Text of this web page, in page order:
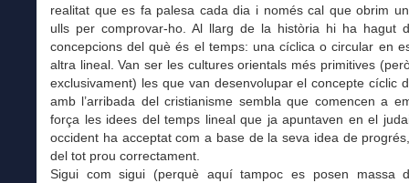
realitat que es fa palesa cada dia i només cal que obrim
ulls per comprovar-ho. Al llarg de la història hi ha hagut
concepcions del què és el temps: una cíclica o circular en
altra lineal. Van ser les cultures orientals més primitives
exclusivament) les que van desenvolupar el concepte cíclic
amb l’arribada del cristianisme sembla que comencen a
força les idees del temps lineal que ja apuntaven en el
occident ha acceptat com a base de la seva idea de
del tot prou correctament.
Sigui com sigui (perquè aquí tampoc es posen massa